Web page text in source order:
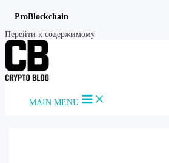
ProBlockchain
Перейти к содержимому
MAIN MENU